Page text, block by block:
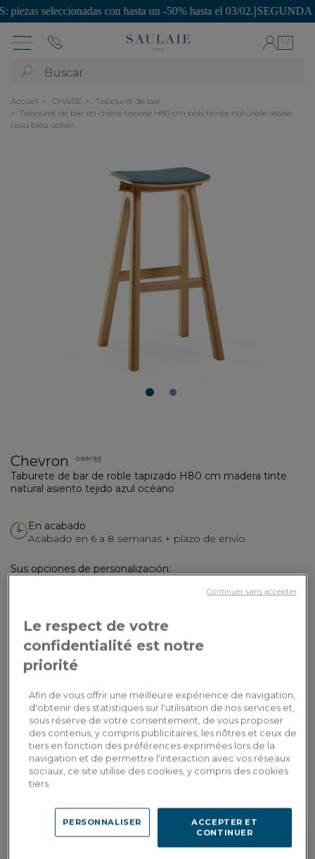
seleccionadas con hasta un -50% hasta el 03/02.|SEGUNDA VIDA:
Buscar
Accueil CHAISE
Tabouret de bar
Tabouret de bar en chêne tapissé H80 cm bois teinte naturelle assise
tissu bleu océan
1 2
Chevron
Taburete de bar de roble tapizado H80 cm madera tinte
natural asiento tejido azul océano
En acabado
Acabado en 6 a 8 semanas + plazo de envío
Sus opciones de personalización:
470,00€
Dont 0,40€
d'écopart
Por favor, proporcione el texto en francés
que desea que traduzca al español.
AÑADIR A LA CESTA
Entrega a medida
Calcular mis gastos de envío por país
Le respect de votre
confidentialité est notre
priorité
Afin de vous offrir une meilleure expérience de navigation,
d'obtenir des statistiques sur l'utilisation de nos services et,
sous réserve de votre consentement, de vous proposer
des contenus, y compris publicitaires, les nôtres et ceux de
tiers en fonction des préférences exprimées lors de la
navigation et de permettre l'interaction avec vos réseaux
sociaux, ce site utilise des cookies, y compris des cookies
tiers.
ACCEPTER ET
CONTINUER
PERSONNALISER
Continuer sans accepter